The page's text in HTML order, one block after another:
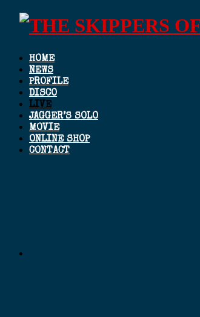
HOME
NEWS
PROFILE
DISCO
LIVE
JAGGER’S SOLO
MOVIE
ONLINE SHOP
CONTACT